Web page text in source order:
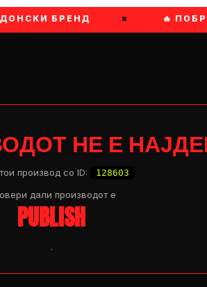
БРЕНД × 🔥
НЕ Е
производ со ID: 128603
дали производот e
PUBLISH
.